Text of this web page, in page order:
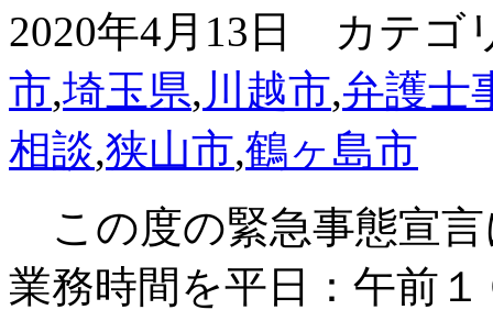
2020年4月13日 カテゴ
市,埼玉県, 川越市,弁護士
相談,狭山市,鶴ヶ島市
この度の緊急事態宣
業務時間を平日：午前